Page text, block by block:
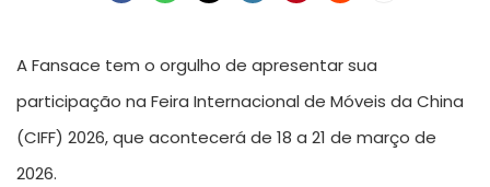
A Fansace tem o orgulho de apresentar sua
participação na Feira Internacional de Móveis da China
(CIFF) 2026, que acontecerá de 18 a 21 de março de
2026.